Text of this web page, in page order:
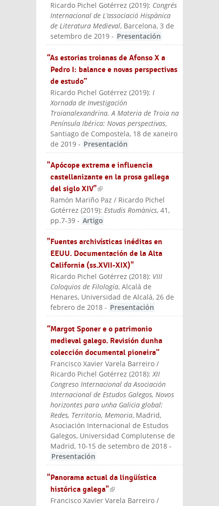
Ricardo Pichel Gotérrez (2019): Congrés
Internacional de L’associació Hispànica
de Literatura Medieval, Barcelona, 3 de
setembro de 2019 - Presentación
“As estorias troianas de Afonso X a
Pedro I: balance e novas perspectivas
de estudo”
Ricardo Pichel Gotérrez (2019): I
Xornada de Investigación
Troianalexandrina. A Materia de Troia na
Península Ibérica: Novas perspectivas,
Santiago de Compostela, 18 de xaneiro
de 2019 - Presentación
"Apócope extrema e influencia
castellanizante en la prosa gallega
del siglo XIV"(link is external)
Ramón Mariño Paz / Ricardo Pichel
Gotérrez (2019):Estudis Romànics, 41,
pp.7-39 - Artigo
"Fuentes archivísticas inéditas en
EEUU. Documentación de la Alta
California (ss.XVII-XIX)"
Ricardo Pichel Gotérrez (2018): VIII
Coloquios de Filología, Alcalá de
Henares, Universidad de Alcalá, 26 de
febrero de 2018 - Presentación
“Margot Sponer e o patrimonio
medieval galego. Revisión dunha
colección documental pioneira”
Francisco Xavier Varela Barreiro /
Ricardo Pichel Gotérrez (2018):XII
Congreso Internacional da Asociación
Internacional de Estudos Galegos, Novos
horizontes para unha Galicia global:
Redes, Territorio, Memoria, Madrid,
Asociación Internacional de Estudos
Galegos, Universidad Complutense de
Madrid, 10-15 de setembro de 2018 -
Presentación
"Panorama actual da lingüística
histórica galega"(link is external)
Francisco Xavier Varela Barreiro /